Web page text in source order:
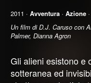
2011 · Avventura ·Azione ·
Un film di D.J. Caruso con
Palmer, Dianna Agron
Gli alieni esistono e
sotteranea ed